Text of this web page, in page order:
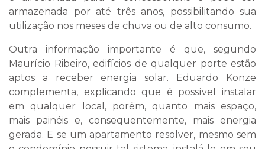
armazenada por até três anos, possibilitando sua
utilização nos meses de chuva ou de alto consumo.
Outra informação importante é que, segundo
Maurício Ribeiro, edifícios de qualquer porte estão
aptos a receber energia solar. Eduardo Konze
complementa, explicando que é possível instalar
em qualquer local, porém, quanto mais espaço,
mais painéis e, consequentemente, mais energia
gerada. E se um apartamento resolver, mesmo sem